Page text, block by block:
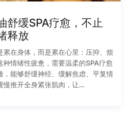
舒缓SPA疗愈，不止
释放
累在身体，而是累在心里：压抑、烦
种情绪性疲惫，需要温柔的SPA疗愈
，能够舒缓神经、缓解焦虑、平复情
慢推开全身紧张肌肉，让…